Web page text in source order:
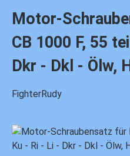
Motor-
CB 1000 F, 55
Dkr - Dkl - Ölw,
FighterRudy
Bildergalerie überspringen